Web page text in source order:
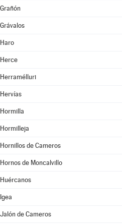
Grañón
Grávalos
Haro
Herce
Herramélluri
Hervías
Hormilla
Hormilleja
Hornillos de Cameros
Hornos de Moncalvillo
Huércanos
Igea
Jalón de Cameros